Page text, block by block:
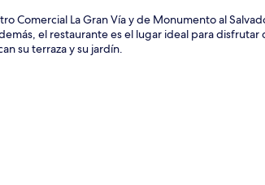
Comercial La Gran Vía y de Monumento al
el restaurante es el lugar ideal para disfrutar
su terraza y su jardín.